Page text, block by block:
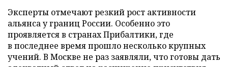
Эксперты отмечают резкий рост активности
альянса у границ России. Особенно это
проявляется в странах Прибалтики, где
в последнее время прошло несколько крупных
учений. В Москве не раз заявляли, что готовы дать